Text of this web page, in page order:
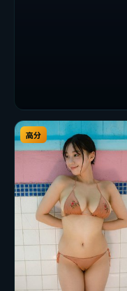
高分